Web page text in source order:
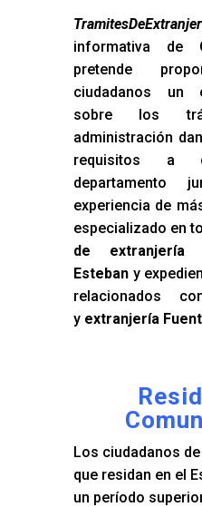
informativa de
pretende
ciudadanos un
sobre los
administración
requisitos a
departamento
experiencia de
especializado en
de extranjería
Estebany
relacionados
y extranjería
Los ciudadanos
que residan en el
un período